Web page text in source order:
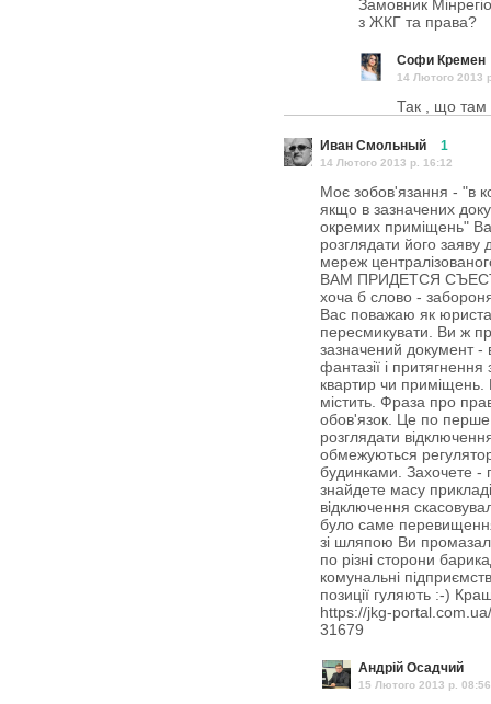
Замовник
з ЖКГ та права?
Софи Кремен
14 Лютого 2013
Так , що там
Иван Смольный 1
14 Лютого 2013 p. 16:12
Моє зобов'язання - "в
якщо в зазначених
окремих приміщень"
розглядати його заяву
мереж
ВАМ ПРИДЕТСЯ
хоча б слово -
Вас поважаю як
пересмикувати. Ви ж
зазначений документ -
фантазії і
квартир чи
містить. Фраза про
обов'язок. Це по
розглядати
обмежуються
будинками. Захочете -
знайдете масу
відключення
було саме
зі шляпою Ви
по різні сторони
комунальні
позиції гуляють :-)
https://jkg-
31679
Андрій Осадчий
15 Лютого 2013 p. 08:56